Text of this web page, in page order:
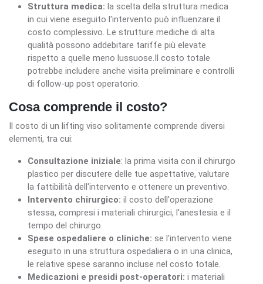
Struttura medica: la scelta della struttura medica
in cui viene eseguito l'intervento può influenzare il
costo complessivo. Le strutture mediche di alta
qualità possono addebitare tariffe più elevate
rispetto a quelle meno lussuose.Il costo totale
potrebbe includere anche visita preliminare e controlli
di follow-up post operatorio.
Cosa comprende il costo?
Il costo di un lifting viso solitamente comprende diversi
elementi, tra cui:
Consultazione iniziale: la prima visita con il chirurgo
plastico per discutere delle tue aspettative, valutare
la fattibilità dell'intervento e ottenere un preventivo.
Intervento chirurgico: il costo dell'operazione
stessa, compresi i materiali chirurgici, l'anestesia e il
tempo del chirurgo.
Spese ospedaliere o cliniche: se l'intervento viene
eseguito in una struttura ospedaliera o in una clinica,
le relative spese saranno incluse nel costo totale.
Medicazioni e presidi post-operatori: i materiali